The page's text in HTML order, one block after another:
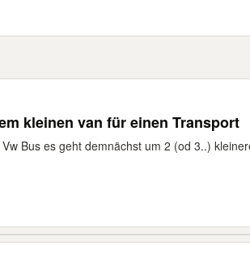
kleinen van für einen Transport
Bus es geht demnächst um 2 (od 3..)